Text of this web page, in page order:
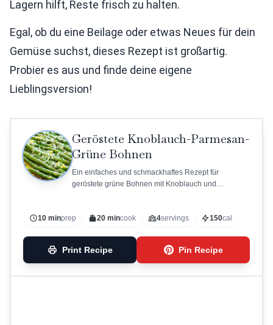
Lagern hilft, Reste frisch zu halten.
Egal, ob du eine Beilage oder etwas Neues für dein
Gemüse suchst, dieses Rezept ist großartig.
Probier es aus und finde deine eigene
Lieblingsversion!
Geröstete Knoblauch-Parmesan-
Grüne Bohnen
Ein einfaches und schmackhaftes Rezept für
geröstete grüne Bohnen mit Knoblauch und
10 minprep 20 mincook 4servings 150cal
Print Recipe Pin Recipe